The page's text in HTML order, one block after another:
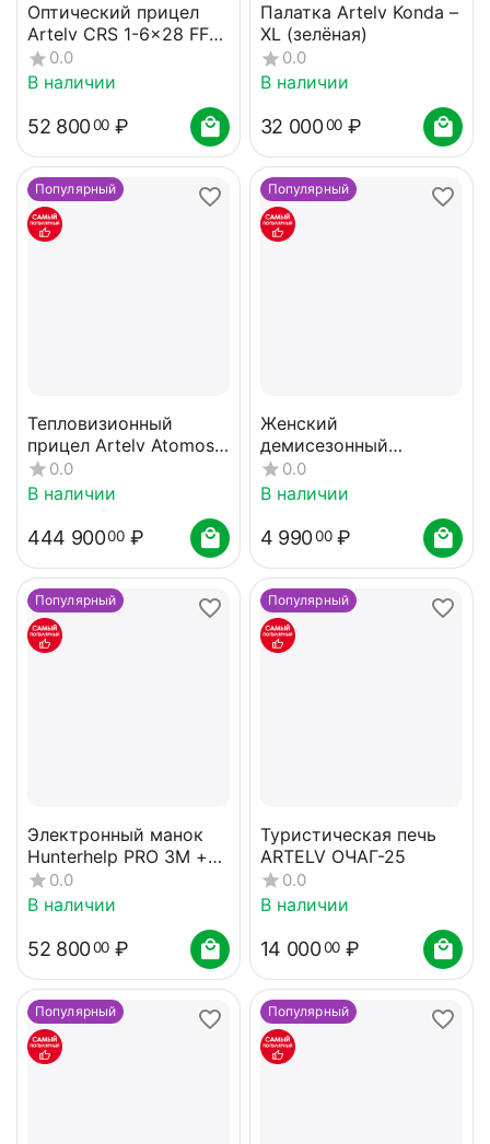
Оптический прицел
Artelv CRS 1-6x28 FFP
34мм
0.0
В наличии
52 80000 ₽
Палатка Artelv Konda –
XL (зелёная)
0.0
В наличии
32 00000 ₽
Популярный
Тепловизионный
прицел Artelv Atomos
2x 35мм 640x512 LRF
0.0
В наличии
444 90000 ₽
Популярный
Женский
демисезонный
комбинезон КАТRАN
АМАЗОНКА
0.0
В наличии
4 99000 ₽
Популярный
Электронный манок
Hunterhelp PRO 3M +
динамик Альфа,
динамик TK-9RU карта
0.0
В наличии
52 80000 ₽
Популярный
Туристическая печь
ARTELV ОЧАГ-25
0.0
В наличии
14 00000 ₽
Популярный Популярный